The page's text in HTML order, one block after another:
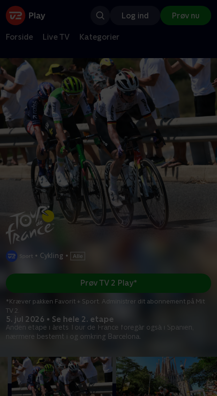
Log ind Prøv nu
Forside Live TV Kategorier
• Cykling •
5. jul 2026 • Se hele 2. etape
Anden etape i årets Tour de France foregår også i Spanien,
nærmere bestemt i og omkring Barcelona.
Prøv TV 2 Play*
*Kræver pakken Favorit + Sport. Administrer dit abonnement på Mit
TV 2.